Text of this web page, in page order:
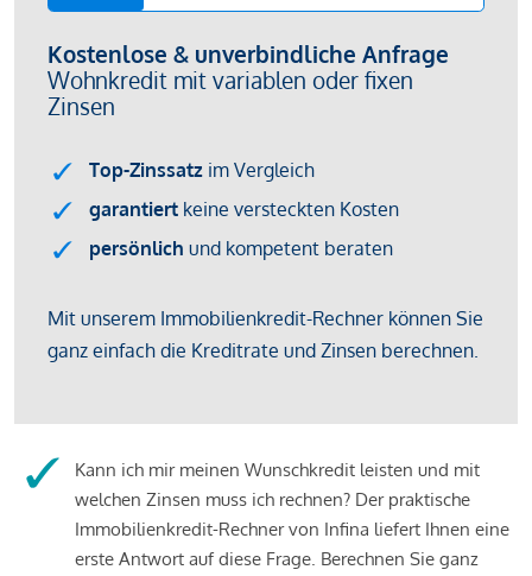
Kann ich mir meinen Wunschkredit leisten und mit
welchen Zinsen muss ich rechnen? Der praktische
Immobilienkredit-Rechner von Infina liefert Ihnen eine
erste Antwort auf diese Frage. Berechnen Sie ganz